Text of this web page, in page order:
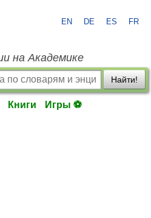
EN DE ES FR
на Академике
Найти!
Книги Игры ⚽